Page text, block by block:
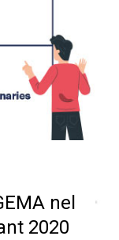
nel
2020